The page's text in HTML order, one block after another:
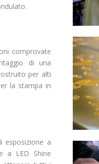
comprovate
di una
per alti
la stampa in
esposizione a
a LED Shine